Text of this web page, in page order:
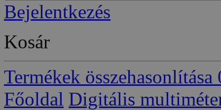
Bejelentkezés
Kosár
Termékek összehasonlítása
Főoldal Digitális